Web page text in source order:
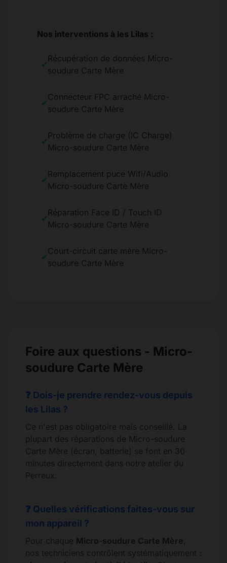
Nos interventions à les Lilas :
✔
Récupération de données Micro-
soudure Carte Mère
✔
Connecteur FPC arraché Micro-
soudure Carte Mère
✔
Problème de charge (IC Charge)
Micro-soudure Carte Mère
✔
Remplacement puce Wifi/Audio
Micro-soudure Carte Mère
✔
Réparation Face ID / Touch ID
Micro-soudure Carte Mère
✔
Court-circuit carte mère Micro-
soudure Carte Mère
Foire aux questions - Micro-
soudure Carte Mère
❓ Dois-je prendre rendez-vous depuis
les Lilas ?
Ce n'est pas obligatoire mais conseillé. La
plupart des réparations de Micro-soudure
Carte Mère (écran, batterie) se font en 30
minutes directement dans notre atelier du
Perreux.
❓ Quelles vérifications faites-vous sur
mon appareil ?
Pour chaque Micro-soudure Carte Mère,
nos techniciens contrôlent systématiquement :